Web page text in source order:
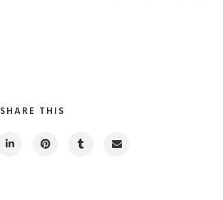
SHARE THIS